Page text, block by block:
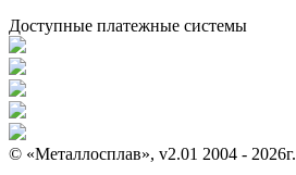
Доступные платежные системы
© «Металлосплав», v2.01 2004 - 2026г.